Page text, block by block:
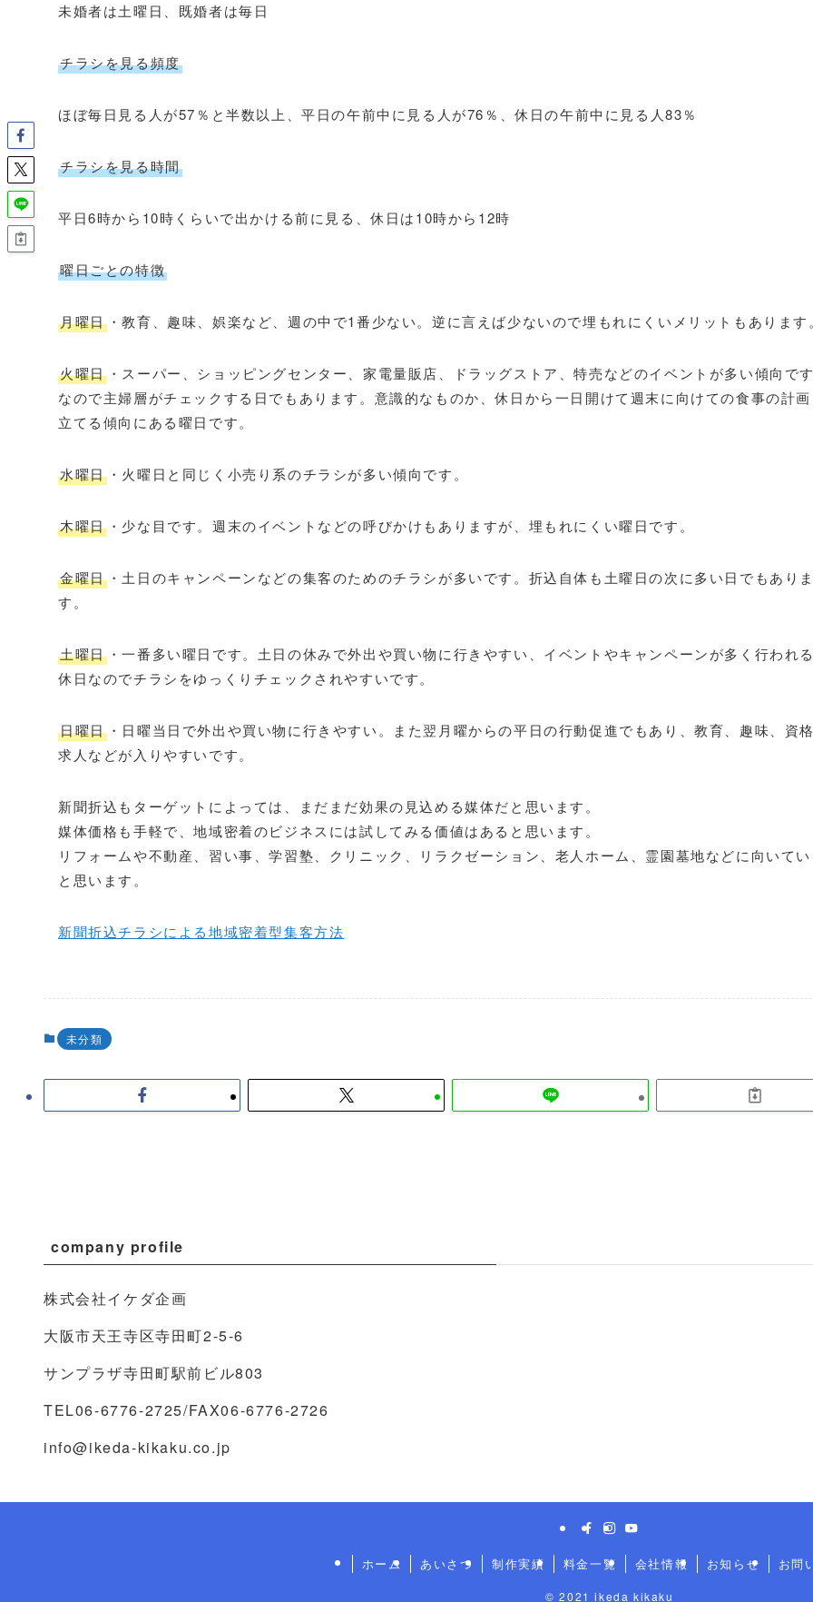
未婚者は土曜日、既婚者は毎日
チラシを見る頻度
ほぼ毎日見る人が57％と半数以上、平日の午前中に見る人が76％、休日の午前中に見る人83％
チラシを見る時間
平日6時から10時くらいで出かける前に見る、休日は10時から12時
曜日ごとの特徴
月曜日・教育、趣味、娯楽など、週の中で1番少ない。逆に言えば少ないので埋もれにくいメリットもあります
火曜日・スーパー、ショッピングセンター、家電量販店、ドラッグストア、特売などのイベントが多い傾向で
なので主婦層がチェックする日でもあります。意識的なものか、休日から一日開けて週末に向けての食事の計
立てる傾向にある曜日です。
水曜日・火曜日と同じく小売り系のチラシが多い傾向です。
木曜日・少な目です。週末のイベントなどの呼びかけもありますが、埋もれにくい曜日です。
金曜日・土日のキャンペーンなどの集客のためのチラシが多いです。折込自体も土曜日の次に多い日でもあり
す。
土曜日・一番多い曜日です。土日の休みで外出や買い物に行きやすい、イベントやキャンペーンが多く行われ
休日なのでチラシをゆっくりチェックされやすいです。
日曜日・日曜当日で外出や買い物に行きやすい。また翌月曜からの平日の行動促進でもあり、教育、趣味、資
求人などが入りやすいです。
新聞折込もターゲットによっては、まだまだ効果の見込める媒体だと思います。
媒体価格も手軽で、地域密着のビジネスには試してみる価値はあると思います。
リフォームや不動産、習い事、学習塾、クリニック、リラクゼーション、老人ホーム、霊園墓地などに向いて
と思います。
新聞折込チラシによる地域密着型集客方法
未分類
company profile
株式会社イケダ企画
大阪市天王寺区寺田町2-5-6
サンプラザ寺田町駅前ビル803
TEL06-6776-2725/FAX06-6776-2726
info@ikeda-kikaku.co.jp
ホーム あいさつ 制作実績 料金一覧 会社情報 お知らせ お問
© 2021 ikeda kikaku